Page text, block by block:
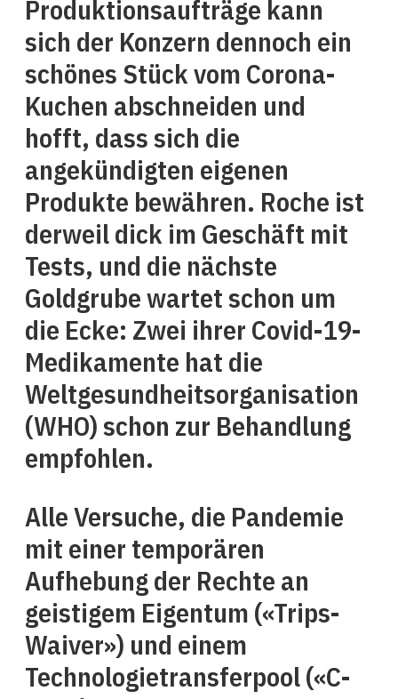
Produktionsaufträge kann
sich der Konzern dennoch ein
schönes Stück vom Corona-
Kuchen abschneiden und
hofft, dass sich die
angekündigten eigenen
Produkte bewähren. Roche ist
derweil dick im Geschäft mit
Tests, und die nächste
Goldgrube wartet schon um
die Ecke: Zwei ihrer Covid-19-
Medikamente hat die
Weltgesundheitsorganisation
(WHO) schon zur Behandlung
empfohlen.
Alle Versuche, die Pandemie
mit einer temporären
Aufhebung der Rechte an
geistigem Eigentum («Trips-
Waiver») und einem
Technologietransferpool («C-